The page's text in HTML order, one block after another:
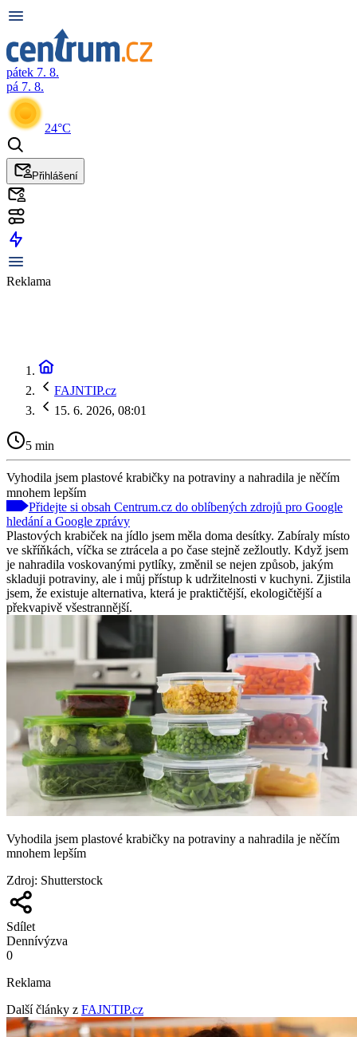
pátek 7. 8.
pá 7. 8.
24°C
Přihlášení
Reklama
FAJNTIP.cz
15. 6. 2026, 08:01
5 min
Vyhodila jsem plastové krabičky na potraviny a nahradila je něčím
mnohem lepším
Přidejte si obsah Centrum.cz do oblíbených zdrojů pro Google
hledání a Google zprávy
Plastových krabiček na jídlo jsem měla doma desítky. Zabíraly místo
ve skříňkách, víčka se ztrácela a po čase stejně zežloutly. Když jsem
je nahradila voskovanými pytlíky, změnil se nejen způsob, jakým
skladuji potraviny, ale i můj přístup k udržitelnosti v kuchyni. Zjistila
jsem, že existuje alternativa, která je praktičtější, ekologičtější a
překvapivě všestrannější.
Vyhodila jsem plastové krabičky na potraviny a nahradila je něčím
mnohem lepším
Zdroj: Shutterstock
Sdílet
Dennívýzva
0
Reklama
Další články z FAJNTIP.cz